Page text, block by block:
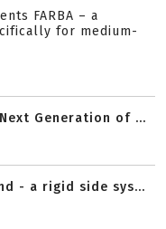
FARBA – a
for medium-
Next Generation of ...
- a rigid side sys...